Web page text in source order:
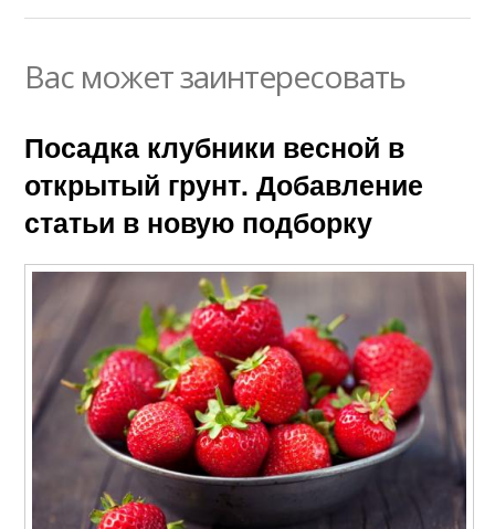
Вас может заинтересовать
Посадка клубники весной в
открытый грунт. Добавление
статьи в новую подборку